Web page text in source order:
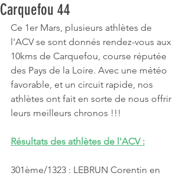
Carquefou 44
Ce 1er Mars, plusieurs athlètes de
l'ACV se sont donnés rendez-vous aux
10kms de Carquefou, course réputée
des Pays de la Loire. Avec une météo
favorable, et un circuit rapide, nos
athlètes ont fait en sorte de nous offrir
leurs meilleurs chronos !!!
Résultats des athlètes de l'ACV :
301ème/1323 : LEBRUN Corentin en